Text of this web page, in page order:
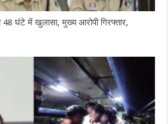
घंटे में खुलासा, मुख्य आरोपी गिरफ्तार,